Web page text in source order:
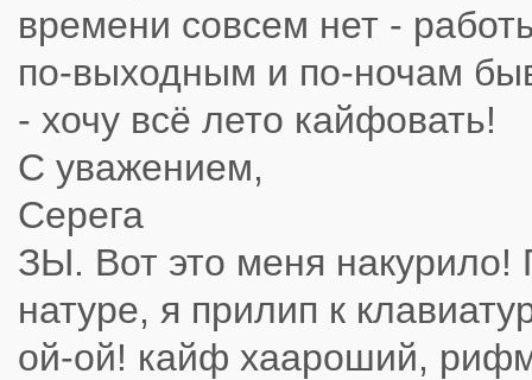
времени совсем нет -
по-выходным и по-ночам
- хочу всё лето кайфовать!
С уважением,
Серега
ЗЫ. Вот это меня
натуре, я прилип к
ой-ой! кайф хаароший,